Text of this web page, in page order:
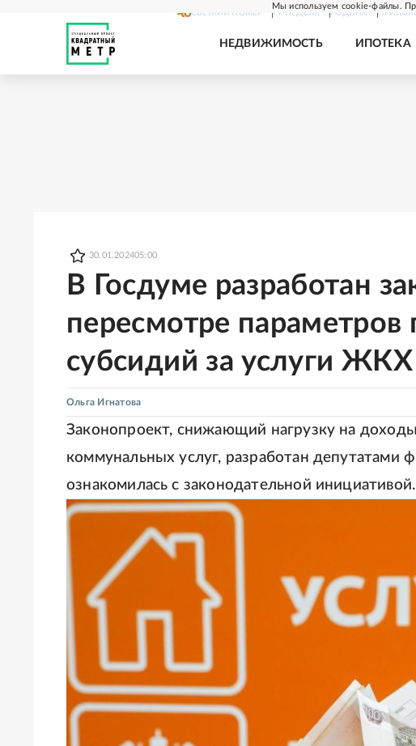
Мы используем cookie-файлы.
СВЕЖИЙ НОМЕР РГ-НЕДЕЛЯ РОДИНА
НЕДВИЖИМОСТЬ ИПОТЕКА
30.01.202405:00
В Госдуме разработан
пересмотре параметров
субсидий за услуги ЖКХ
Ольга Игнатова
Законопроект, снижающий нагрузку на
коммунальных услуг, разработан депутатами
ознакомилась с законодательной инициативой.